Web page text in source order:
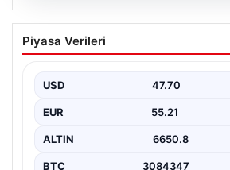
08.08.2026
Profesyonel Elektronik
de Geri Hizmetleri
işletmeler cihaz envanterlerini sürekli
güncellemektedir. Söz konusu
aşamasında…
Piyasa Verileri
USD 47.70
EUR 55.21
ALTIN 6650.8
BTC 3084347